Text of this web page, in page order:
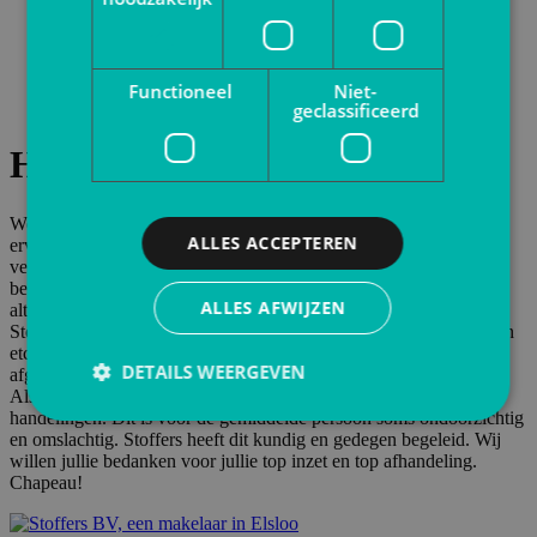
Hein & Anja Kremers
We hebben het hele verkoopproces door Jori als zeer positief
ervaren. Je verkoopt tenslotte niet iedere dag je huis. Boven
verwachting verliep de verkoop zeer snel en efficient. Hij
begeleidde ons professioneel en kundig en bij vragen konden we
altijd bij hem terecht. Onze financiering verliep trouwens via
Stoffers en ook dit hebben we als zeer positief ervaren. Met vragen
etc. kon je altijd terecht en we zijn blij dat alles goed verlopen en
afgehandeld is.
Als verkoper heb je te maken met tig administratieve/ financiële
handelingen. Dit is voor de gemiddelde persoon soms ondoorzichtig
en omslachtig. Stoffers heeft dit kundig en gedegen begeleid. Wij
willen jullie bedanken voor jullie top inzet en top afhandeling.
Chapeau!
Functioneel
Niet-
geclassificeerd
ALLES ACCEPTEREN
ALLES AFWIJZEN
DETAILS WEERGEVEN